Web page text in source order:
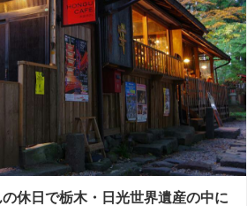
休日で栃木・日光世界遺産の中に